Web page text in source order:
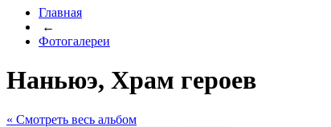
Главная
←
Фотогалереи
Наньюэ, Храм героев
« Cмотреть весь альбом